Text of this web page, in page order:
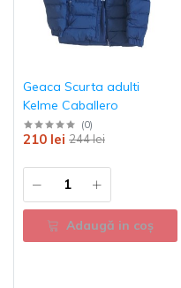
Geaca Scurta adulti
Kelme Caballero
(0)
244 lei
210 lei
Adaugă in coş